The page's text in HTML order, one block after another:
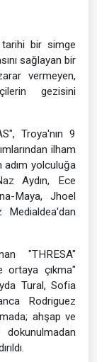
tarihi bir simge
sağlayan bir
vermeyen,
gezisini
Troya'nın 9
ilham
adım yolculuğa
Aydın, Ece
Maya, Jhoel
"THRESA"
ortaya çıkma"
Tural, Sofia
Rodriguez
ahşap ve